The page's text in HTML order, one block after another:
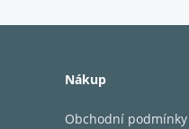
Nákup
Obchodní podmínky